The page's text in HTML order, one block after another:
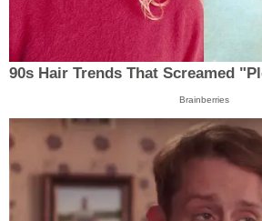
90s Hair Trends That Screamed
Brainberries